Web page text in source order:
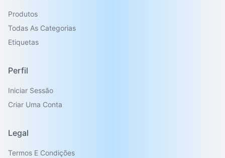
Produtos
Todas As Categorias
Etiquetas
Perfil
Iniciar Sessão
Criar Uma Conta
Legal
Termos E Condições